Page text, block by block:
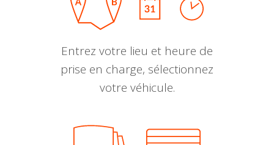
Entrez votre lieu et heure de
prise en charge, sélectionnez
votre véhicule.